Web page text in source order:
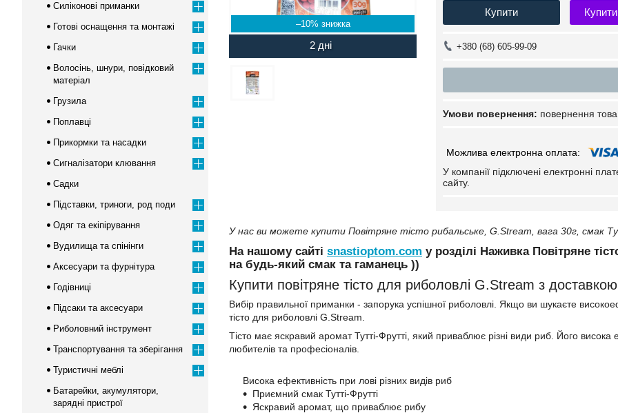
–10%
2 дні
Купити
+380 (68) 605-99-09
повернення
У компанії підключені електронні
сайту.
У нас ви можете купити Повітряне тісто рибальське, G.Stream, вага 30г, смак
На нашому сайті snastioptom.com у розділі Наживка Повітряне
на будь-який смак та гаманець ))
Купити повітряне тісто для риболовлі G.Stream з доставкою
Вибір правильної приманки - запорука успішної риболовлі. Якщо ви шукаєте
тісто для риболовлі G.Stream.
Тісто має яскравий аромат Тутті-Фрутті, який приваблює різні види риб. Його
любителів та професіоналів.
Висока ефективність при лові різних видів риб
Приємний смак Тутті-Фрутті
Яскравий аромат, що приваблює рибу
Силіконові приманки
Готові оснащення та монтажі
Гачки
Волосінь, шнури, повідковий
матеріал
Грузила
Поплавці
Прикормки та насадки
Сигналізатори клювання
Садки
Підставки, триноги, род поди
Одяг та екіпірування
Вудилища та спінінги
Аксесуари та фурнітура
Годівниці
Підсаки та аксесуари
Риболовний інструмент
Транспортування та зберігання
Туристичні меблі
Батарейки, акумулятори,
зарядні пристрої